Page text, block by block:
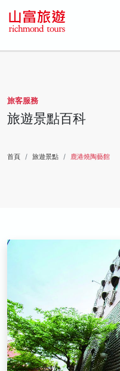
旅客服務
旅遊景點百科
首頁 旅遊景點 鹿港燒陶藝館